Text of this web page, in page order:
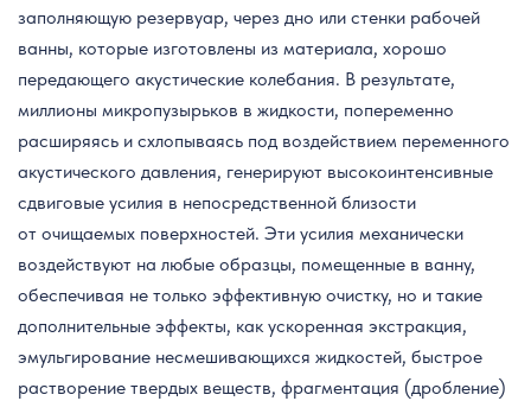
заполняющую резервуар, через дно или стенки рабочей
ванны, которые изготовлены из материала, хорошо
передающего акустические колебания. В результате,
миллионы микропузырьков в жидкости, попеременно
расширяясь и схлопываясь под воздействием переменного
акустического давления, генерируют высокоинтенсивные
сдвиговые усилия в непосредственной близости
от очищаемых поверхностей. Эти усилия механически
воздействуют на любые образцы, помещенные в ванну,
обеспечивая не только эффективную очистку, но и такие
дополнительные эффекты, как ускоренная экстракция,
эмульгирование несмешивающихся жидкостей, быстрое
растворение твердых веществ, фрагментация (дробление)